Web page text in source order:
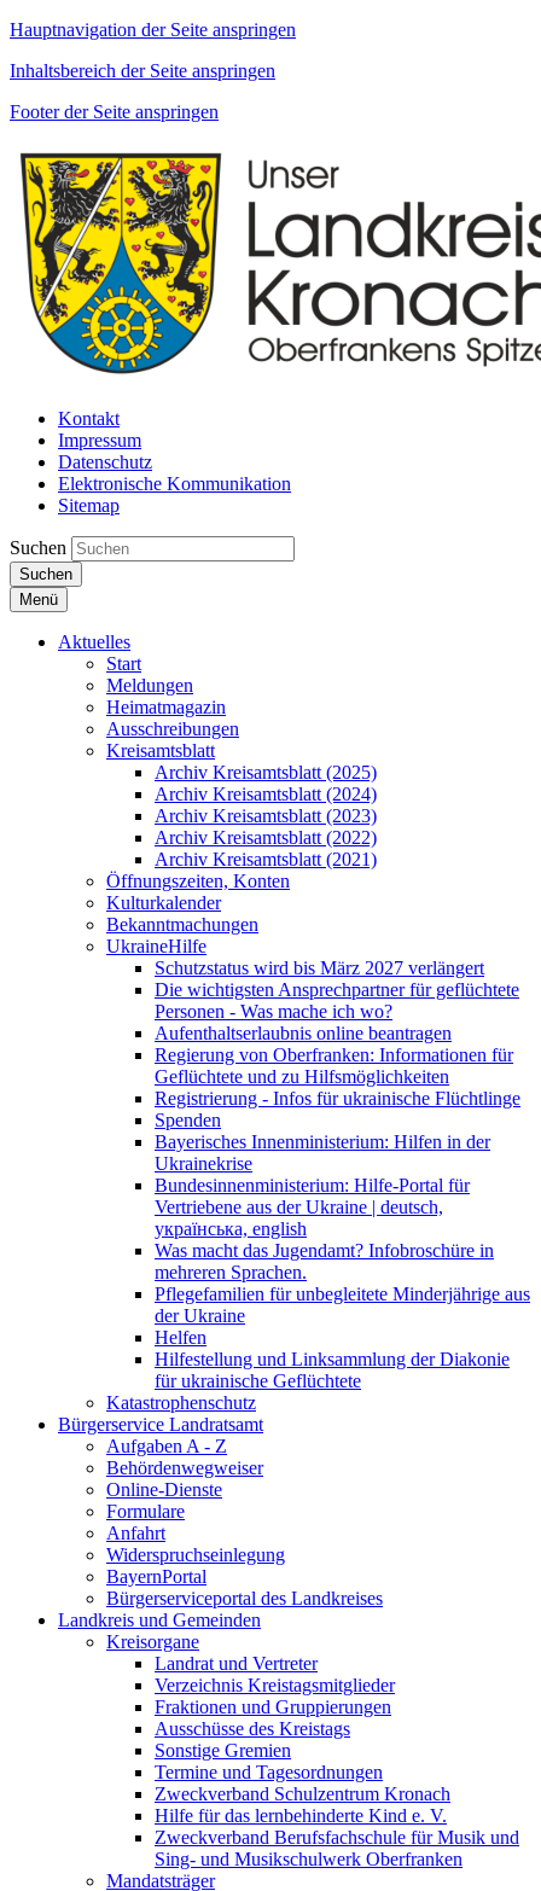
Hauptnavigation der Seite anspringen
Inhaltsbereich der Seite anspringen
Footer der Seite anspringen
Kontakt
Impressum
Datenschutz
Elektronische Kommunikation
Sitemap
Suchen
Suchen
Menü
Aktuelles
Start
Meldungen
Heimatmagazin
Ausschreibungen
Kreisamtsblatt
Archiv Kreisamtsblatt (2025)
Archiv Kreisamtsblatt (2024)
Archiv Kreisamtsblatt (2023)
Archiv Kreisamtsblatt (2022)
Archiv Kreisamtsblatt (2021)
Öffnungszeiten, Konten
Kulturkalender
Bekanntmachungen
UkraineHilfe
Schutzstatus wird bis März 2027 verlängert
Die wichtigsten Ansprechpartner für geflüchtete
Personen - Was mache ich wo?
Aufenthaltserlaubnis online beantragen
Regierung von Oberfranken: Informationen für
Geflüchtete und zu Hilfsmöglichkeiten
Registrierung - Infos für ukrainische Flüchtlinge
Spenden
Bayerisches Innenministerium: Hilfen in der
Ukrainekrise
Bundesinnenministerium: Hilfe-Portal für
Vertriebene aus der Ukraine | deutsch,
українська, english
Was macht das Jugendamt? Infobroschüre in
mehreren Sprachen.
Pflegefamilien für unbegleitete Minderjährige aus
der Ukraine
Helfen
Hilfestellung und Linksammlung der Diakonie
für ukrainische Geflüchtete
Katastrophenschutz
Bürgerservice Landratsamt
Aufgaben A - Z
Behördenwegweiser
Online-Dienste
Formulare
Anfahrt
Widerspruchseinlegung
BayernPortal
Bürgerserviceportal des Landkreises
Landkreis und Gemeinden
Kreisorgane
Landrat und Vertreter
Verzeichnis Kreistagsmitglieder
Fraktionen und Gruppierungen
Ausschüsse des Kreistags
Sonstige Gremien
Termine und Tagesordnungen
Zweckverband Schulzentrum Kronach
Hilfe für das lernbehinderte Kind e. V.
Zweckverband Berufsfachschule für Musik und
Sing- und Musikschulwerk Oberfranken
Mandatsträger